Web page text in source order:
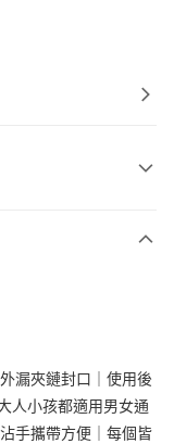
漏夾鏈封口｜使用後
人小孩都適用男女通
手攜帶方便｜每個皆